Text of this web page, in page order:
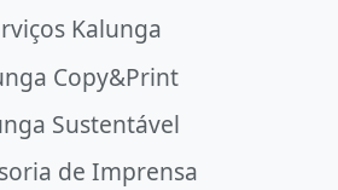
Kalunga
Copy&Print
Sustentável
de Imprensa